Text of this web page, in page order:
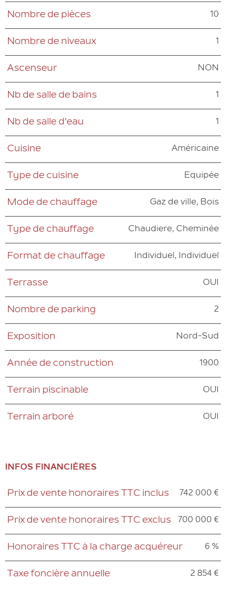
Nombre de pièces 10
Nombre de niveaux 1
Ascenseur NON
Nb de salle de bains 1
Nb de salle d'eau 1
Cuisine Américaine
Type de cuisine Equipée
Mode de chauffage Gaz de ville, Bois
Type de chauffage Chaudiere, Cheminée
Format de chauffage Individuel, Individuel
Terrasse OUI
Nombre de parking 2
Exposition Nord-Sud
Année de construction 1900
Terrain piscinable OUI
Terrain arboré OUI
INFOS FINANCIÈRES
Caractéristiques Valeurs
Prix de vente honoraires TTC inclus 742 000 €
Prix de vente honoraires TTC exclus 700 000 €
Honoraires TTC à la charge acquéreur 6 %
Taxe foncière annuelle 2 854 €